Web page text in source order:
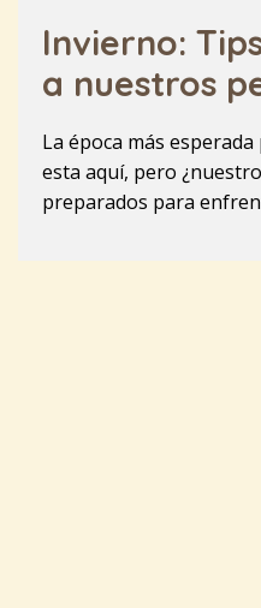
Invierno:
a nuestros
La época más
esta aquí, pero
preparados para